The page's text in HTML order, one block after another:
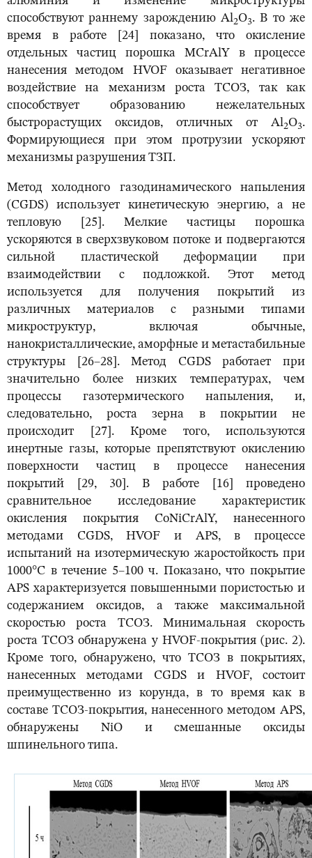
способствуют раннему зарождению Al2O3. В то же
время в работе [24] показано, что окисление
отдельных частиц порошка MCrAlY в процессе
нанесения методом HVOF оказывает негативное
воздействие на механизм роста ТСОЗ, так как
способствует образованию нежелательных
быстрорастущих оксидов, отличных от Al2O3.
Формирующиеся при этом протрузии ускоряют
механизмы разрушения ТЗП.
Метод холодного газодинамического напыления
(CGDS) использует кинетическую энергию, а не
тепловую [25]. Мелкие частицы порошка
ускоряются в сверхзвуковом потоке и подвергаются
сильной пластической деформации при
взаимодействии с подложкой. Этот метод
используется для получения покрытий из
различных материалов с разными типами
микроструктур, включая обычные,
нанокристаллические, аморфные и метастабильные
структуры [26–28]. Метод CGDS работает при
значительно более низких температурах, чем
процессы газотермического напыления, и,
следовательно, роста зерна в покрытии не
происходит [27]. Кроме того, используются
инертные газы, которые препятствуют окислению
поверхности частиц в процессе нанесения
покрытий [29, 30]. В работе [16] проведено
сравнительное исследование характеристик
окисления покрытия CoNiCrAlY, нанесенного
методами CGDS, HVOF и APS, в процессе
испытаний на изотермическую жаростойкость при
1000°С в течение 5–100 ч. Показано, что покрытие
APS характеризуется повышенными пористостью и
содержанием оксидов, а также максимальной
скоростью роста ТСОЗ. Минимальная скорость
роста ТСОЗ обнаружена у HVOF-покрытия (рис. 2).
Кроме того, обнаружено, что ТСОЗ в покрытиях,
нанесенных методами CGDS и HVOF, состоит
преимущественно из корунда, в то время как в
составе ТСОЗ-покрытия, нанесенного методом APS,
обнаружены NiO и смешанные оксиды
шпинельного типа.